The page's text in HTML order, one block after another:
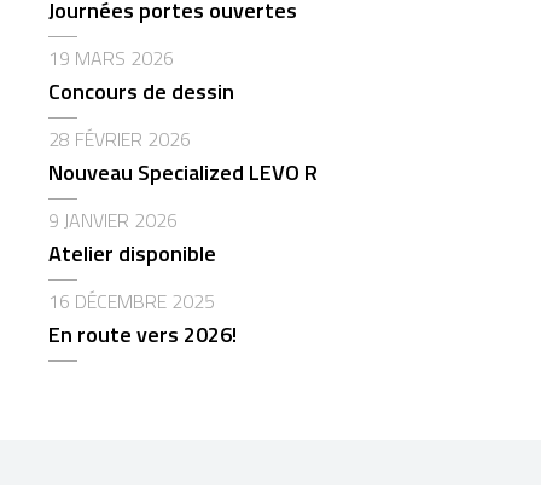
Journées portes ouvertes
19 MARS 2026
Concours de dessin
28 FÉVRIER 2026
Nouveau Specialized LEVO R
9 JANVIER 2026
Atelier disponible
16 DÉCEMBRE 2025
En route vers 2026!